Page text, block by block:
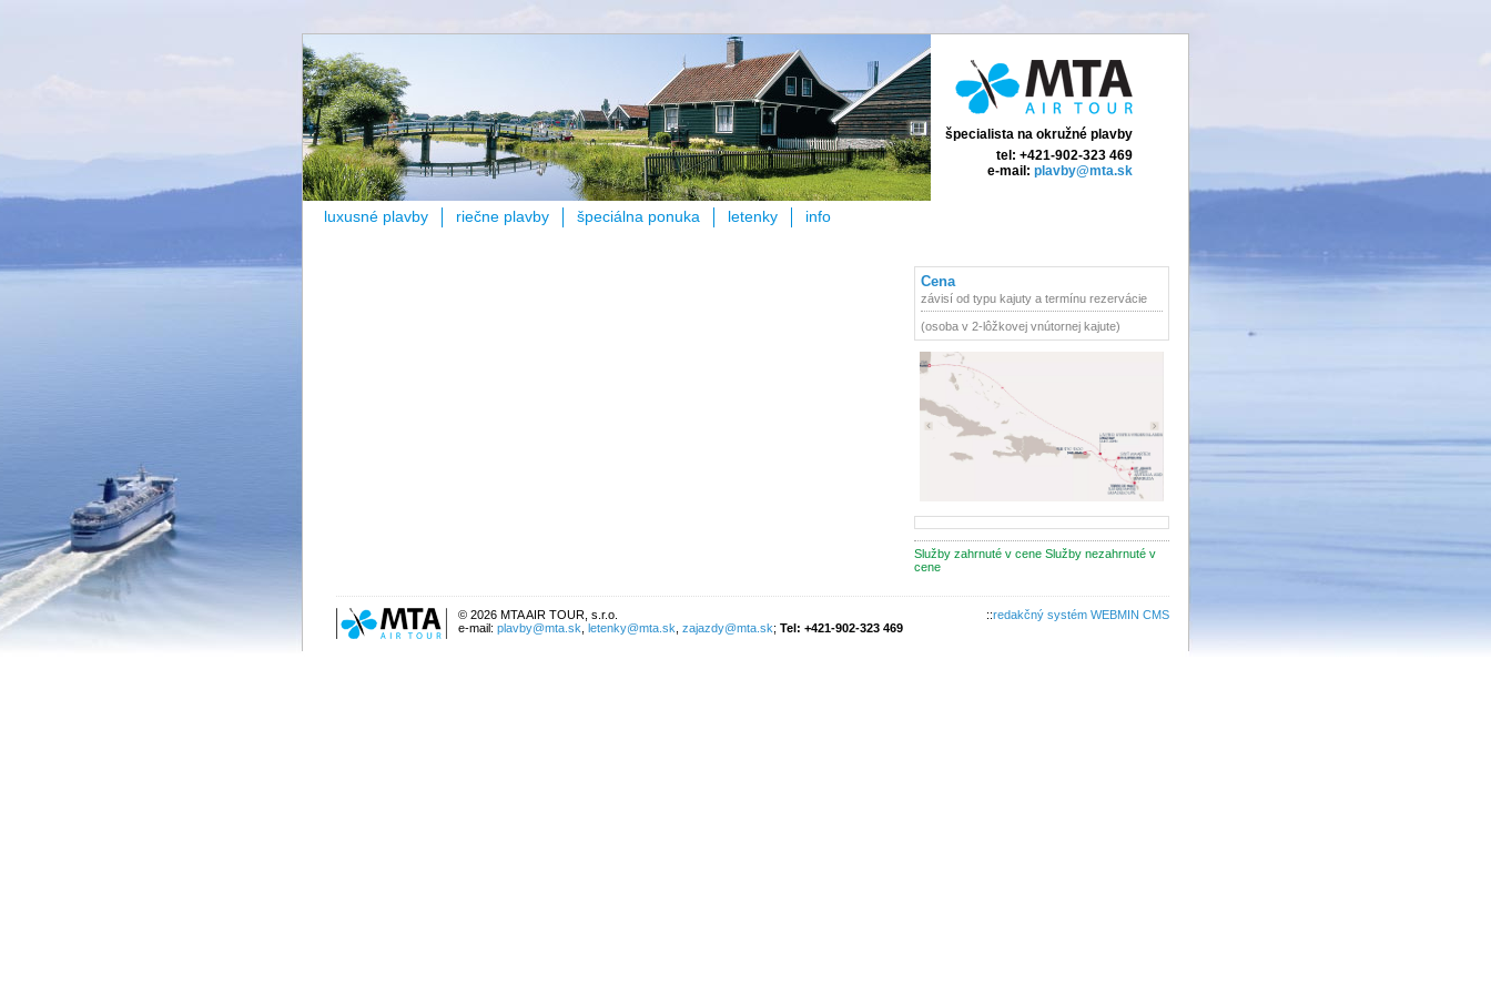
špecialista na okružné plavby
tel: +421-902-323 469
e-mail: plavby@mta.sk
luxusné plavby riečne plavby špeciálna ponuka letenky info
Cena
závisí od typu kajuty a termínu rezervácie
(osoba v 2-lôžkovej vnútornej kajute)
Služby zahrnuté v cene Služby nezahrnuté v
cene
::redakčný systém WEBMIN CMS
© 2026 MTA AIR TOUR, s.r.o.
e-mail: plavby@mta.sk letenky@mta.sk zajazdy@mta.sk; Tel: +421-902-323 469